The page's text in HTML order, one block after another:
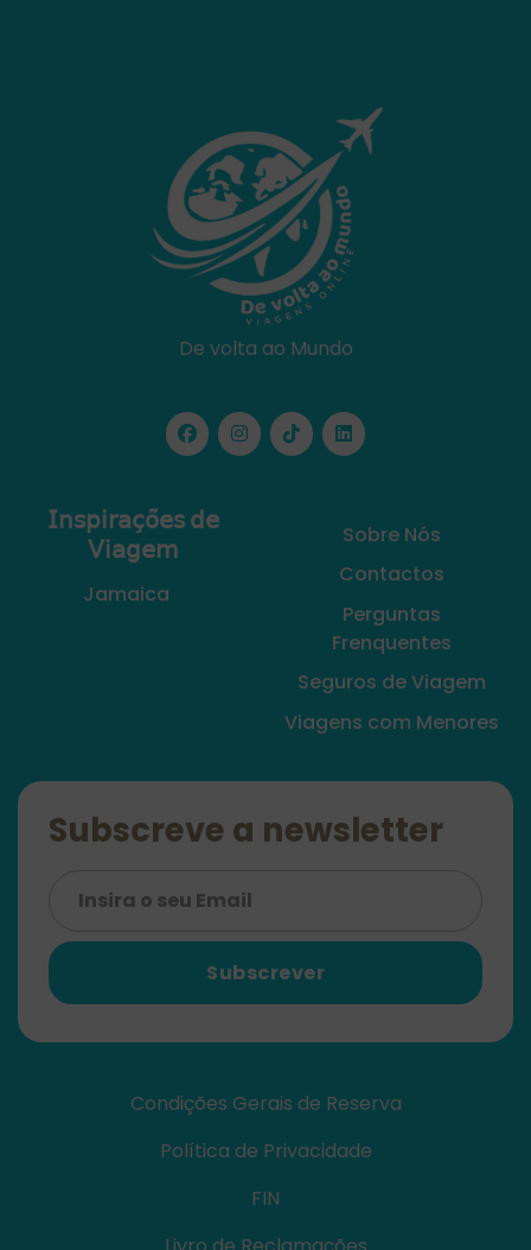
De volta ao Mundo
𝖨𝗇𝗌𝗉𝗂𝗋𝖺𝖼̧𝗈̃𝖾𝗌 𝖽𝖾
𝖵𝗂𝖺𝗀𝖾𝗆
Jamaica
Sobre Nós
Contactos
Perguntas
Frenquentes
Seguros de Viagem
Viagens com Menores
Subscreve a newsletter
Subscrever
Condições Gerais de Reserva
Política de Privacidade
FIN